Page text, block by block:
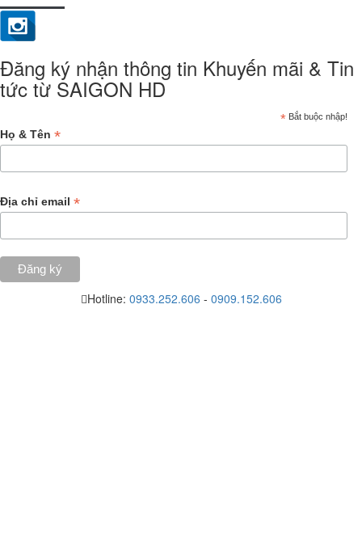
Đăng ký nhận thông tin Khuyến mãi & Tin
tức từ SAIGON HD
* Bắt buộc nhập!
Họ & Tên *
Địa chỉ email *
Hotline: 0933.252.606 - 0909.152.606